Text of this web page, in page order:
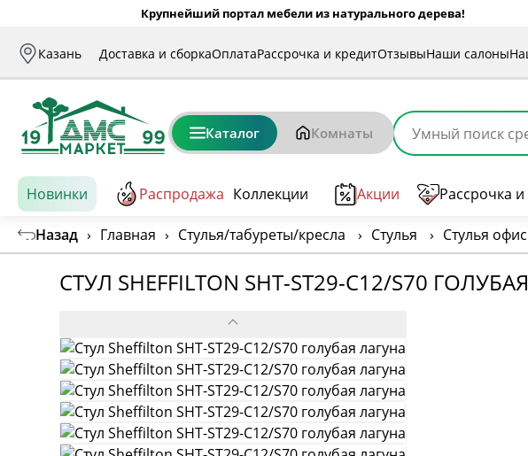
Крупнейший портал мебели из натурального дерева!
Казань Доставка и сборкаОплатаРассрочка и кредитОтзывыНаши салоны
Каталог Комнаты
Новинки Распродажа Коллекции Акции Рассрочка и
Назад › Главная › Стулья/табуреты/кресла › Стулья › Стулья
СТУЛ SHEFFILTON SHT-ST29-C12/S70